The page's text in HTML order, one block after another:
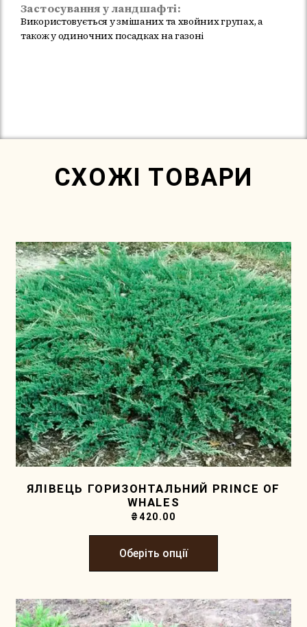
Застосування у ландшафті:
Використовується у змішаних та хвойних групах, а
також у одиночних посадках на газоні
СХОЖІ ТОВАРИ
ЯЛІВЕЦЬ ГОРИЗОНТАЛЬНИЙ PRINCE OF
WHALES
₴420.00
Оберіть опції